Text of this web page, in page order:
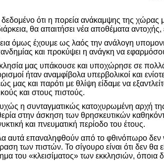
δεδομένο ότι η πορεία ανάκαμψης της χώρας
θα απαιτήσει νέα αποθέματα
όμως έχουμε ως λαός την ανάλογη
και προκύψει η ανάγκη να
μας υπάκουσε και υποχώρησε σε πολλά
ήταν αναμφίβολα υπερβολικοί και
μας και παρότι με θλίψη είδαμε να
και στους πιστούς.
η συνταγματικώς κατοχυρωμένη αρχή
στην άσκηση των θρησκευτικών
και πνευματική περίοδο του έτους.
αυτά επαναληφθούν από το φθινόπωρο δεν
των πιστών. Το σίγουρο είναι ότι δεν θα
του «κλεισίματος» των εκκλησιών, όποια